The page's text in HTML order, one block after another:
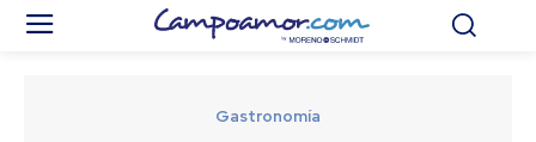
Gastronomía